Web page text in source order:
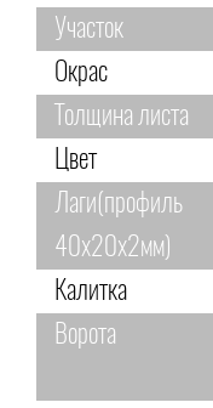
Участок
Окрас
Толщина листа
Цвет
Лаги(профиль
40х20х2мм)
Калитка
Ворота